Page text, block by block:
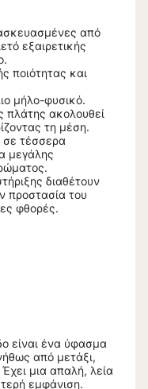
από
εξαιρετικής
ποιότητας και
μήλο-φυσικό.
ακολουθεί
τη μέση.
σε τέσσερα
μεγάλης
διαθέτουν
προστασία του
φθορές.
είναι ένα ύφασμα
από μετάξι,
μια απαλή, λεία
εμφάνιση.